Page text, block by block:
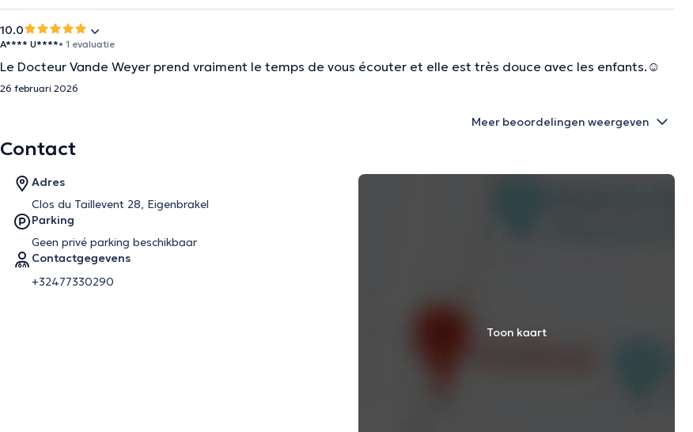
10.0
A**** U****• 1 evaluatie
Le Docteur Vande Weyer prend vraiment le temps de vous écouter et elle est très douce avec les enfants.☺️
26 februari 2026
Meer beoordelingen weergeven
Contact
Adres
Clos du Taillevent 28, Eigenbrakel
Parking
Geen privé parking beschikbaar
Contactgegevens
+32477330290
Toon kaart